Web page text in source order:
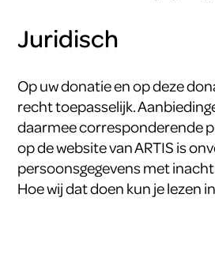
Juridisch
Op uw donatie en op deze
recht toepasselijk.
daarmee corresponderende
op de website van ARTIS is
persoonsgegevens met
Hoe wij dat doen kun je lezen